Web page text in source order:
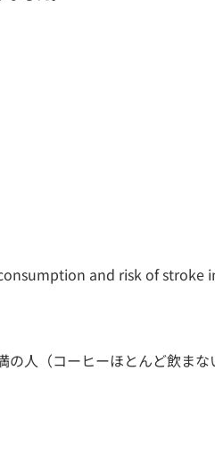
and risk of stroke
の人（コーヒーほとんど飲まな